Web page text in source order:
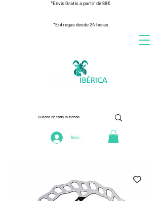
*Envío Gratis a partir de 69€
*Entregas desde 24 horas
Iniciar Sesión